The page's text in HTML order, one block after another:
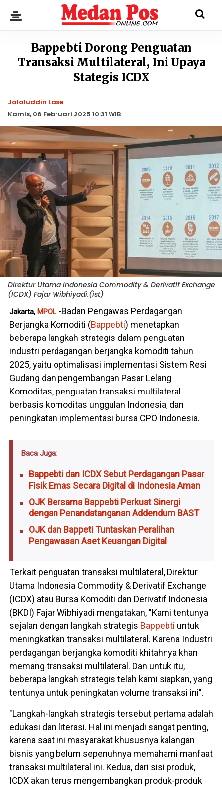
Bappebti Dorong Penguatan
Transaksi Multilateral, Ini Upaya
Stategis ICDX
Jalaluddin Lase
Kamis, 06 Februari 2025 10:31 WIB
Direktur Utama Indonesia Commodity & Derivatif Exchange
(ICDX) Fajar Wibhiyadi.(ist)
Jakarta, MPOL-Badan Pengawas Perdagangan
Berjangka Komoditi (Bappebti) menetapkan
beberapa langkah strategis dalam penguatan
industri perdagangan berjangka komoditi tahun
2025, yaitu optimalisasi implementasi Sistem Resi
Gudang dan pengembangan Pasar Lelang
Komoditas, penguatan transaksi multilateral
berbasis komoditas unggulan Indonesia, dan
peningkatan implementasi bursa CPO Indonesia.
Baca Juga:
Bappebti dan ICDX Sebut Perdagangan Pasar
Fisik Emas Secara Digital di Indonesia Aman
OJK Bersama Bappebti Perkuat Sinergi
dengan Penandatanganan Addendum BAST
OJK dan Bappeti Tuntaskan Peralihan
Pengawasan Aset Keuangan Digital
Terkait penguatan transaksi multilateral, Direktur
Utama Indonesia Commodity & Derivatif Exchange
(ICDX) atau Bursa Komoditi dan Derivatif Indonesia
(BKDI) Fajar Wibhiyadi mengatakan, "Kami tentunya
sejalan dengan langkah strategis Bappebti untuk
meningkatkan transaksi multilateral. Karena Industri
perdagangan berjangka komoditi khitahnya khan
memang transaksi multilateral. Dan untuk itu,
beberapa langkah strategis telah kami siapkan, yang
tentunya untuk peningkatan volume transaksi ini".
"Langkah-langkah strategis tersebut pertama adalah
edukasi dan literasi. Hal ini menjadi sangat penting,
karena saat ini masyarakat khususnya kalangan
bisnis yang belum sepenuhnya memahami manfaat
transaksi multilateral ini. Kedua, dari sisi produk,
ICDX akan terus mengembangkan produk-produk